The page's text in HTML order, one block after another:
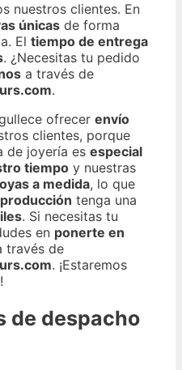
nuestros clientes. En
únicas de forma
El tiempo de entrega
. ¿Necesitas tu pedido
a través de
.
ofrecer envío
clientes, porque
de joyería es especial
tiempo y nuestras
a medida, lo que
tenga una
. Si necesitas tu
en ponerte en
través de
. ¡Estaremos
de despacho